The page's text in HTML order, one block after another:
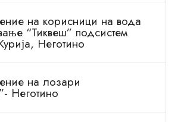
на корисници на вода
“Тиквеш” подсистем
Неготино
на лозари
Неготино